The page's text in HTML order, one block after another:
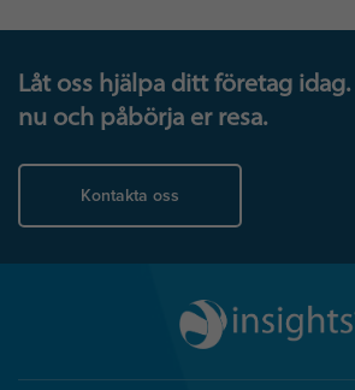
Låt oss hjälpa ditt företag
nu och påbörja er resa.
Kontakta oss